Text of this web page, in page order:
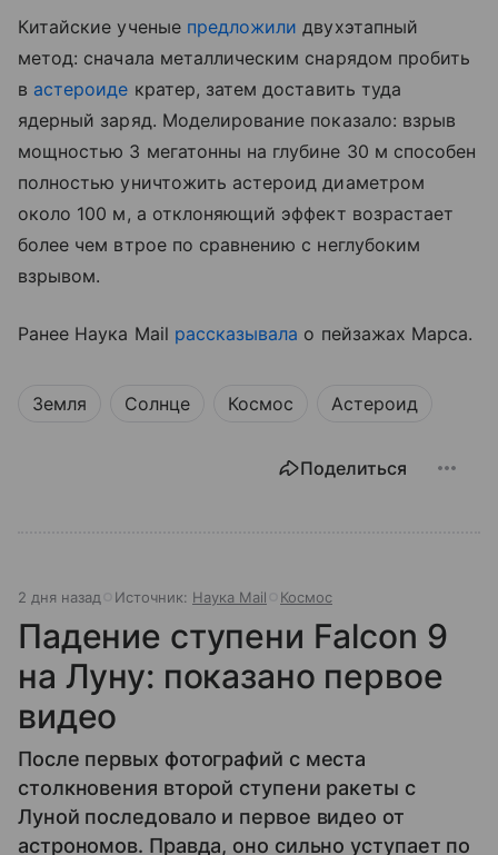
Китайские ученые предложили двухэтапный
метод: сначала металлическим снарядом пробить
в астероиде кратер, затем доставить туда
ядерный заряд. Моделирование показало: взрыв
мощностью 3 мегатонны на глубине 30 м способен
полностью уничтожить астероид диаметром
около 100 м, а отклоняющий эффект возрастает
более чем втрое по сравнению с неглубоким
взрывом.
Ранее Наука Mail рассказывала о пейзажах Марса.
Земля Солнце Космос Астероид
Поделиться
2 дня назад Источник: Наука Mail Космос
Падение ступени Falcon 9
на Луну: показано первое
видео
После первых фотографий с места
столкновения второй ступени ракеты с
Луной последовало и первое видео от
астрономов. Правда, оно сильно уступает по